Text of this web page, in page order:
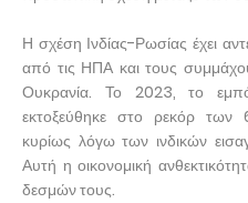
Η σχέση Ινδίας-Ρωσίας έχει
από τις ΗΠΑ και τους
Ουκρανία. Το 2023, το
εκτοξεύθηκε στο ρεκόρ των
κυρίως λόγω των ινδικών
Αυτή η οικονομική
δεσμών τους.